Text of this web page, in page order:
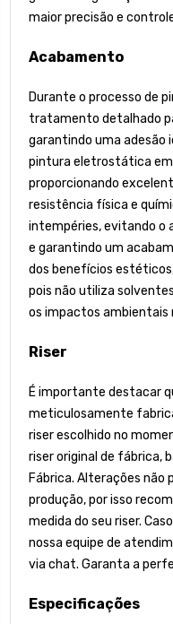
maior precisão e
Acabamento
Durante o processo de
tratamento detalhado
garantindo uma adesão
pintura eletrostática
proporcionando
resistência física e
intempéries, evitando o
e garantindo um
dos benefícios
pois não utiliza
os impactos ambientais
Riser
É importante destacar
meticulosamente
riser escolhido no
riser original de fábrica,
Fábrica. Alterações não
produção, por isso
medida do seu riser.
nossa equipe de
via chat. Garanta a
Especificações